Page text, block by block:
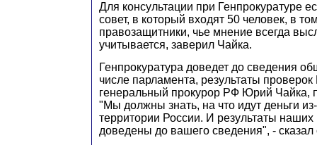
Для консультации при Генпрокуратуре
совет, в который входят 50 человек, в
правозащитники, чье мнение всегда
учитывается, заверил Чайка.
Генпрокуратура доведет до сведения
числе парламента, результаты
генеральный прокурор РФ Юрий Чайка,
"Мы должны знать, на что идут деньги
территории России. И результаты наших
доведены до вашего сведения", - сказал